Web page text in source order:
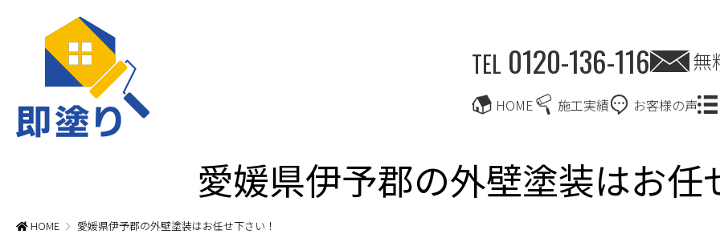
TEL 0120-136-116 無
HOME 施工実績 お客様の声
愛媛県伊予郡の外壁塗装はお任
HOME 愛媛県伊予郡の外壁塗装はお任せ下さい！